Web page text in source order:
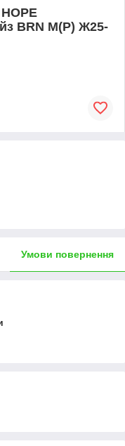
BRN M(Р) Ж25-
Умови повернення